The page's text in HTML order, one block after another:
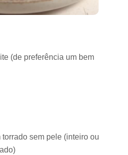
(de preferência um bem
sem pele (inteiro ou